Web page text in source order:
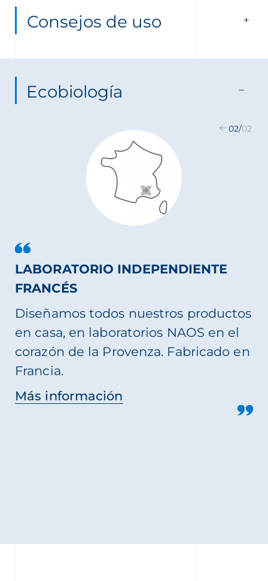
Consejos de uso
Ecobiología
LABORATORIO INDEPENDIENTE
FRANCÉS
Diseñamos todos nuestros productos
en casa, en laboratorios NAOS en el
corazón de la Provenza. Fabricado en
Francia.
Más información
02/02